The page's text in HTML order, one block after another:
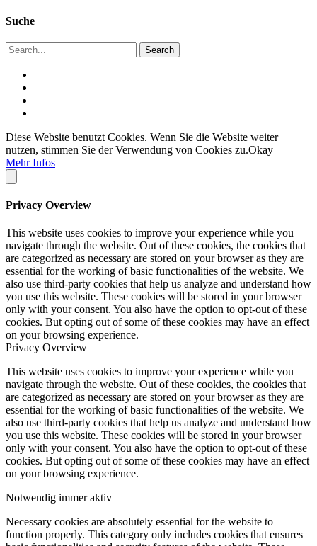
Suche
Diese Website benutzt Cookies. Wenn Sie die Website weiter
nutzen, stimmen Sie der Verwendung von Cookies zu.Okay
Mehr Infos
Privacy Overview
This website uses cookies to improve your experience while you
navigate through the website. Out of these cookies, the cookies that
are categorized as necessary are stored on your browser as they are
essential for the working of basic functionalities of the website. We
also use third-party cookies that help us analyze and understand how
you use this website. These cookies will be stored in your browser
only with your consent. You also have the option to opt-out of these
cookies. But opting out of some of these cookies may have an effect
on your browsing experience.
Privacy Overview
This website uses cookies to improve your experience while you
navigate through the website. Out of these cookies, the cookies that
are categorized as necessary are stored on your browser as they are
essential for the working of basic functionalities of the website. We
also use third-party cookies that help us analyze and understand how
you use this website. These cookies will be stored in your browser
only with your consent. You also have the option to opt-out of these
cookies. But opting out of some of these cookies may have an effect
on your browsing experience.
Notwendig immer aktiv
Necessary cookies are absolutely essential for the website to
function properly. This category only includes cookies that ensures